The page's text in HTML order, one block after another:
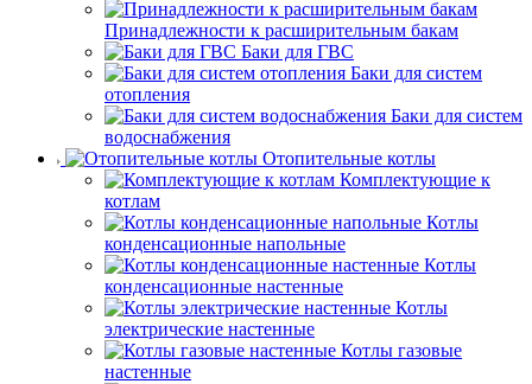
Принадлежности к расширительным бакам
Баки для ГВС
Баки для систем
отопления
Баки для систем
водоснабжения
Отопительные котлы
Комплектующие к
котлам
Котлы
конденсационные напольные
Котлы
конденсационные настенные
Котлы
электрические настенные
Котлы газовые
настенные